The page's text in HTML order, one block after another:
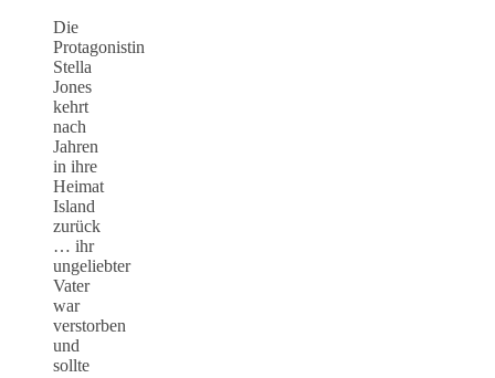
Die
Protagonistin
Stella
Jones
kehrt
nach
Jahren
in ihre
Heimat
Island
zurück
… ihr
ungeliebter
Vater
war
verstorben
und
sollte